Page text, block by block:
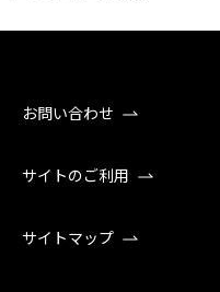
お問い合わせ
サイトのご利用
サイトマップ